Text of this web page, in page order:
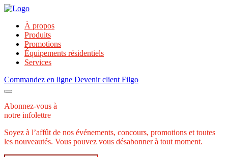
À propos
Produits
Promotions
Équipements résidentiels
Services
Commandez en ligne Devenir client Filgo
Abonnez-vous à
notre infolettre
Soyez à l’affût de nos événements, concours, promotions et toutes
les nouveautés. Vous pouvez vous désabonner à tout moment.